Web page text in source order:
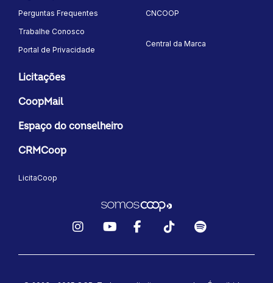
Perguntas Frequentes
Trabalhe Conosco
Portal de Privacidade
CNCOOP
Central da Marca
Licitações
CoopMail
Espaço do conselheiro
CRMCoop
LicitaCoop